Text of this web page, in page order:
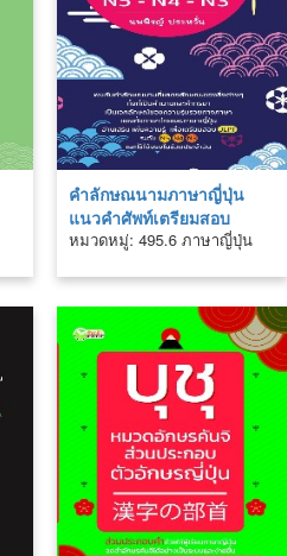
คำลักษณนามภาษาญี่ปุ่น
แนวคำศัพท์เตรียมสอบ
JLPT
หมวดหมู่: 495.6 ภาษาญี่ปุ่น